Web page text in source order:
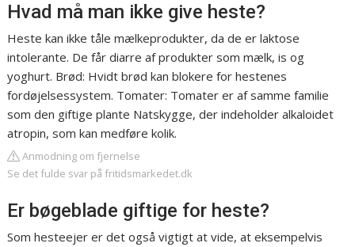
Hvad må man ikke give heste?
Heste kan ikke tåle mælkeprodukter, da de er laktose
intolerante. De får diarre af produkter som mælk, is og
yoghurt. Brød: Hvidt brød kan blokere for hestenes
fordøjelsessystem. Tomater: Tomater er af samme familie
som den giftige plante Natskygge, der indeholder alkaloidet
atropin, som kan medføre kolik.
Anmodning om fjernelse
Se det fulde svar på fritidsmarkedet.dk
Er bøgeblade giftige for heste?
Som hesteejer er det også vigtigt at vide, at eksempelvis